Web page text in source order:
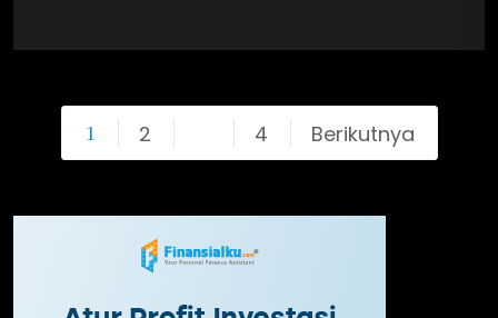
1 2 4 Berikutnya